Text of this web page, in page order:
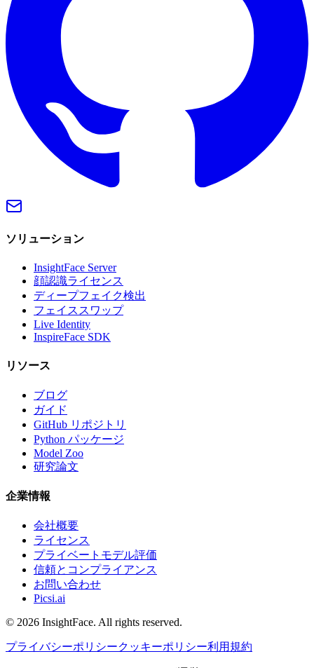
ソリューション
InsightFace Server
顔認識ライセンス
ディープフェイク検出
フェイススワップ
Live Identity
InspireFace SDK
リソース
ブログ
ガイド
GitHub リポジトリ
Python パッケージ
Model Zoo
研究論文
企業情報
会社概要
ライセンス
プライベートモデル評価
信頼とコンプライアンス
お問い合わせ
Picsi.ai
© 2026 InsightFace. All rights reserved.
プライバシーポリシークッキーポリシー利用規約